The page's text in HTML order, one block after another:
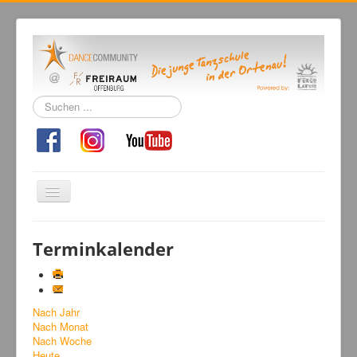
Suchen
...
Navigation
an/aus
Tanzschule
Kursangebot
Events
Fuegolatino
Terminkalender
Nach Jahr
Nach Monat
Nach Woche